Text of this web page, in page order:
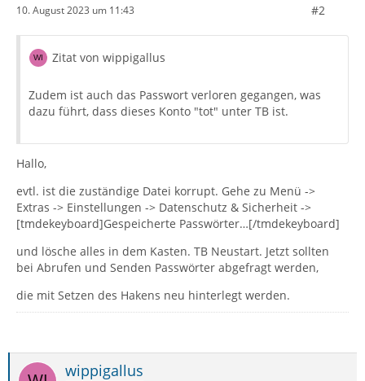
10. August 2023 um 11:43 #2
Zitat von wippigallus
Zudem ist auch das Passwort verloren gegangen, was
dazu führt, dass dieses Konto "tot" unter TB ist.
Hallo,
evtl. ist die zuständige Datei korrupt. Gehe zu Menü ->
Extras -> Einstellungen -> Datenschutz & Sicherheit ->
[tmdekeyboard]Gespeicherte Passwörter…[/tmdekeyboard]
und lösche alles in dem Kasten. TB Neustart. Jetzt sollten
bei Abrufen und Senden Passwörter abgefragt werden,
die mit Setzen des Hakens neu hinterlegt werden.
wippigallus